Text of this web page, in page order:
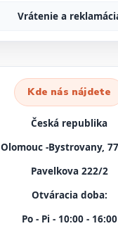
Vrátenie a
Kde nás nájdete
Česká republika
Olomouc -Bystrovany,
Pavelkova 222/2
Otváracia doba:
Po - Pi - 10:00 - 16:00